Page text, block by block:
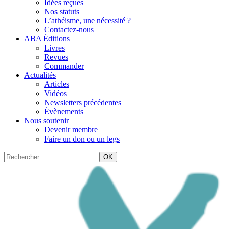
Idées reçues
Nos statuts
L’athéisme, une nécessité ?
Contactez-nous
ABA Éditions
Livres
Revues
Commander
Actualités
Articles
Vidéos
Newsletters précédentes
Évènements
Nous soutenir
Devenir membre
Faire un don ou un legs
OK